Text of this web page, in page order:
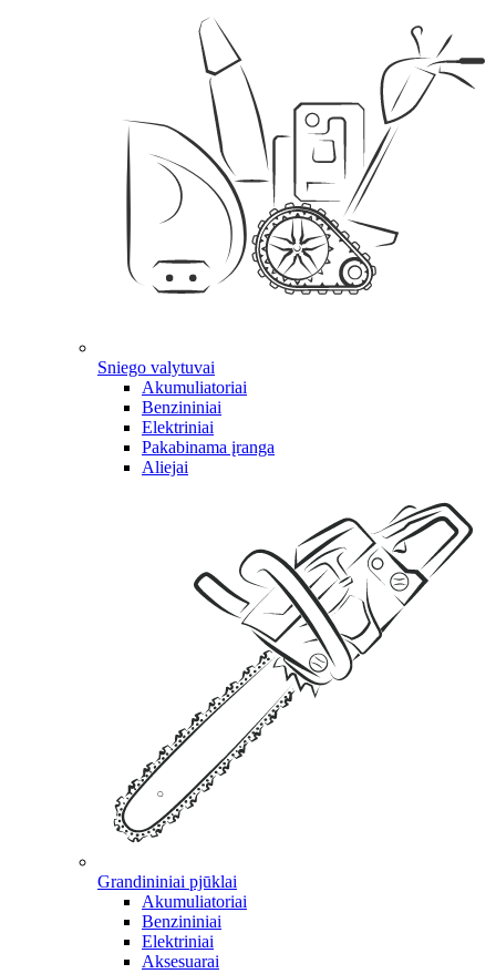
Sniego valytuvai
Akumuliatoriai
Benzininiai
Elektriniai
Pakabinama įranga
Aliejai
Grandininiai pjūklai
Akumuliatoriai
Benzininiai
Elektriniai
Aksesuarai